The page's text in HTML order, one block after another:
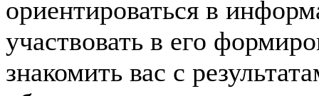
ориентироваться в
участвовать в его
знакомить вас с